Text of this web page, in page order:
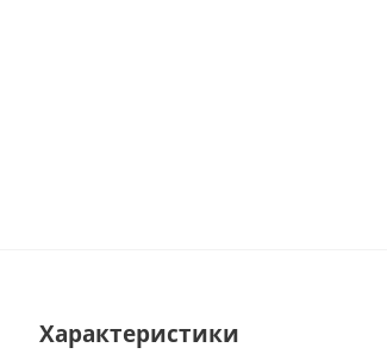
Характеристики